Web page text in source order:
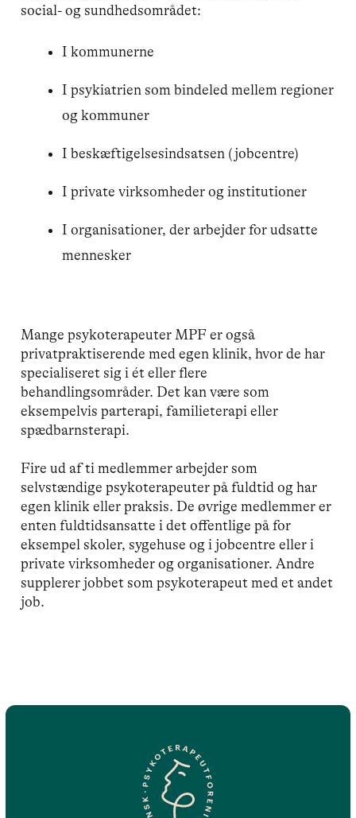
social- og sundhedsområdet:
I kommunerne
I psykiatrien som bindeled mellem regioner
og kommuner
I beskæftigelsesindsatsen (jobcentre)
I private virksomheder og institutioner
I organisationer, der arbejder for udsatte
mennesker
Mange psykoterapeuter MPF er også
privatpraktiserende med egen klinik, hvor de har
specialiseret sig i ét eller flere
behandlingsområder. Det kan være som
eksempelvis parterapi, familieterapi eller
spædbarnsterapi.
Fire ud af ti medlemmer arbejder som
selvstændige psykoterapeuter på fuldtid og har
egen klinik eller praksis. De øvrige medlemmer er
enten fuldtidsansatte i det offentlige på for
eksempel skoler, sygehuse og i jobcentre eller i
private virksomheder og organisationer. Andre
supplerer jobbet som psykoterapeut med et andet
job.